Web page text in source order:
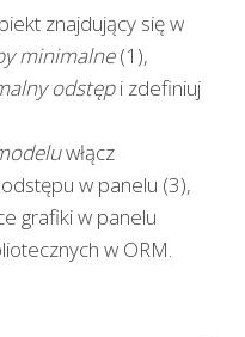
znajdujący się w
minimalne(1),
odstępi zdefiniuj
włącz
w panelu (3),
grafiki w panelu
w ORM.